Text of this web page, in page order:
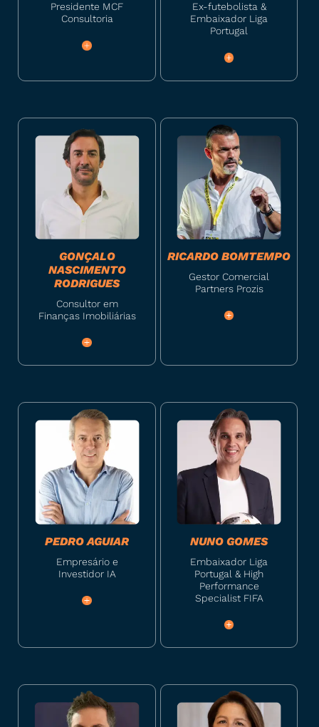
Presidente MCF
Consultoria
Ex-futebolista &
Embaixador Liga
Portugal
GONÇALO
NASCIMENTO
RODRIGUES
Consultor em
Finanças Imobiliárias
RICARDO BOMTEMPO
Gestor Comercial
Partners Prozis
PEDRO AGUIAR
Empresário e
Investidor IA
NUNO GOMES
Embaixador Liga
Portugal & High
Performance
Specialist FIFA